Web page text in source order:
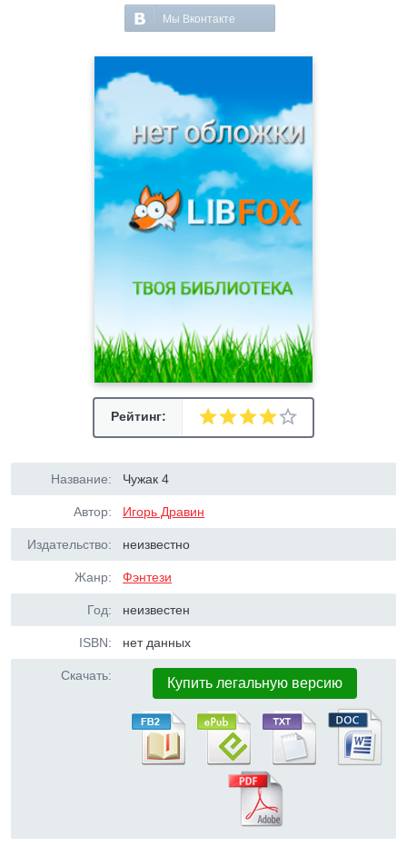
Мы Вконтакте
Рейтинг:
Название: Чужак 4
Автор: Игорь Дравин
Издательство: неизвестно
Жанр: Фэнтези
Год: неизвестен
ISBN: нет данных
Скачать: Купить легальную версию